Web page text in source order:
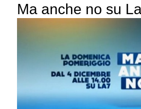
Ma anche no su